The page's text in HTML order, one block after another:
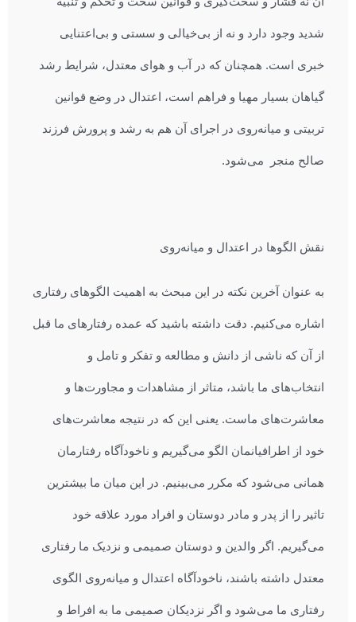
شدید وجود دارد و نه از بی‌خیالی و سستی و بی‌اعتنایی
خبری است. همچنان که در آب و هوای معتدل، شرایط رشد
گیاهان بسیار مهیا و فراهم است، اعتدال در وضع قوانین
تربیتی و میانه‌روی در اجرای آن هم به رشد و پرورش فرزند
صالح منجر می‌شود.
نقش الگوها در اعتدال و میانه‌روی
به عنوان آخرین نکته در این مبحث به اهمیت الگوهای رفتاری
اشاره می‌کنیم. دقت داشته باشید که عمده رفتارهای ما قبل
از آن که ناشی از دانش و مطالعه و تفکر و تامل و
انتخاب‌های ما باشد، متاثر از مشاهدات و مجاورت‌ها و
معاشرت‌های ماست. یعنی این که در نتیجه معاشرت‌های
خود از اطرافیانمان الگو می‌گیریم و ناخودآگاه رفتارمان
همانی می‌شود که مکرر می‌بینیم. در این میان ما بیشترین
تاثیر را از پدر و مادر دوستان و افراد مورد علاقه خود
می‌گیریم. اگر والدین و دوستان صمیمی و نزدیک ما رفتاری
معتدل داشته باشند، ناخودآگاه اعتدال و میانه‌روی الگوی
رفتاری ما می‌شود و اگر نزدیکان صمیمی ما به افراط و